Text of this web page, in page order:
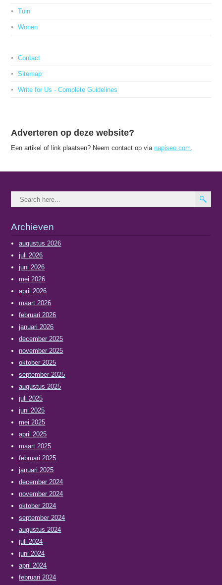
Tuin
Wonen
Contact
Sitemap
Write for Us - Complete Guidelines
Adverteren op deze website?
Een artikel of link plaatsen? Neem contact op vianapiseo.com.
Archieven
augustus 2026
juli 2026
juni 2026
mei 2026
april 2026
maart 2026
februari 2026
januari 2026
december 2025
november 2025
oktober 2025
september 2025
augustus 2025
juli 2025
juni 2025
mei 2025
april 2025
maart 2025
februari 2025
januari 2025
december 2024
november 2024
oktober 2024
september 2024
augustus 2024
juli 2024
juni 2024
april 2024
februari 2024